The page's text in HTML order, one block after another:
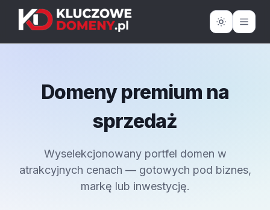
Domeny premium na
sprzedaż
Wyselekcjonowany portfel domen w
atrakcyjnych cenach — gotowych pod biznes,
markę lub inwestycję.